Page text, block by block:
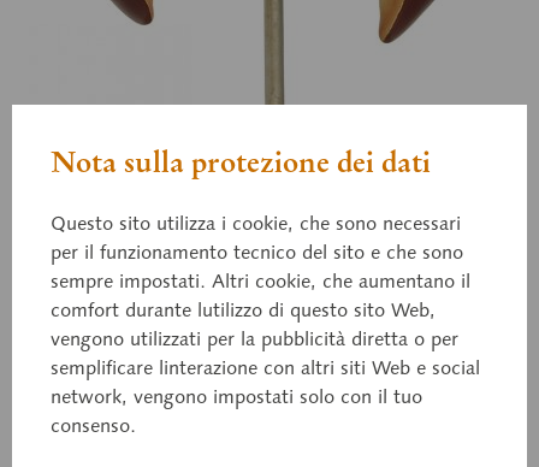
Nota sulla protezione dei dati
Questo sito utilizza i cookie, che sono necessari
per il funzionamento tecnico del sito e che sono
sempre impostati. Altri cookie, che aumentano il
comfort durante lutilizzo di questo sito Web,
vengono utilizzati per la pubblicità diretta o per
semplificare linterazione con altri siti Web e social
network, vengono impostati solo con il tuo
consenso.